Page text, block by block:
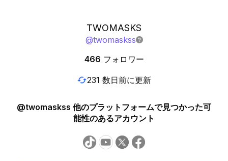
TWOMASKS
@twomaskss
466 フォロワー
231 数日前に更新
@twomaskss 他のプラットフォームで見つかった可
能性のあるアカウント